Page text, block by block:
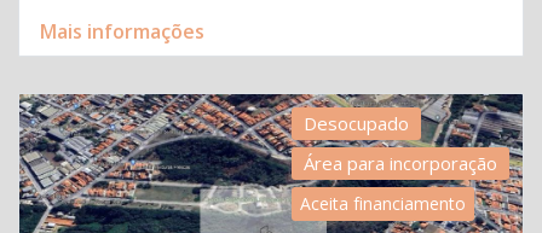
Mais informações
Desocupado
Área para incorporação
Aceita financiamento